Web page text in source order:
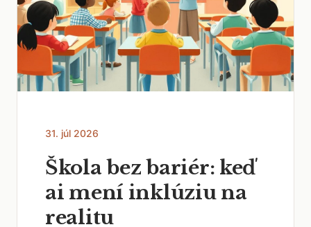
31. júl 2026
Škola bez bariér: keď
ai mení inklúziu na
realitu